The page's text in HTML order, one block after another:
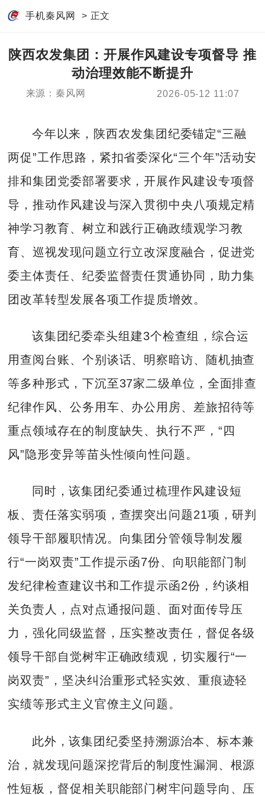
手机秦风网 > 正文
陕西农发集团：开展作风建设专项督导 推
动治理效能不断提升
来源：秦风网 2026-05-12 11:07
今年以来，陕西农发集团纪委锚定“三融
两促”工作思路，紧扣省委深化“三个年”活动安
排和集团党委部署要求，开展作风建设专项督
导，推动作风建设与深入贯彻中央八项规定精
神学习教育、树立和践行正确政绩观学习教
育、巡视发现问题立行立改深度融合，促进党
委主体责任、纪委监督责任贯通协同，助力集
团改革转型发展各项工作提质增效。
该集团纪委牵头组建3个检查组，综合运
用查阅台账、个别谈话、明察暗访、随机抽查
等多种形式，下沉至37家二级单位，全面排查
纪律作风、公务用车、办公用房、差旅招待等
重点领域存在的制度缺失、执行不严，“四
风”隐形变异等苗头性倾向性问题。
同时，该集团纪委通过梳理作风建设短
板、责任落实弱项，查摆突出问题21项，研判
领导干部履职情况。向集团分管领导制发履
行“一岗双责”工作提示函7份、向职能部门制
发纪律检查建议书和工作提示函2份，约谈相
关负责人，点对点通报问题、面对面传导压
力，强化同级监督，压实整改责任，督促各级
领导干部自觉树牢正确政绩观，切实履行“一
岗双责”，坚决纠治重形式轻实效、重痕迹轻
实绩等形式主义官僚主义问题。
此外，该集团纪委坚持溯源治本、标本兼
治，就发现问题深挖背后的制度性漏洞、根源
性短板，督促相关职能部门树牢问题导向、压